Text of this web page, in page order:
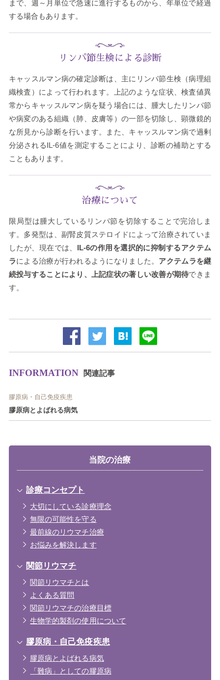
まで、週～月単位で急速に進行するものから、年単位で経過
する場合もあります。
リンパ節生検による診断
キャッスルマン病の確定診断は、主にリンパ節生検（病理組
織検査）によって行われます。上記のような症状、検査値異
常からキャッスルマン病を疑う場合には、腫大したリンパ節
や病変のある組織（肺、皮膚等）の一部を切除し、顕微鏡的
な所見から診断を行います。また、キャッスルマン病で過剰
分泌されるIL-6値を測定することにより、診断の補助とする
こともあります。
治療について
限局型は腫大しているリンパ節を切除することで完治しま
す。多発型は、副腎皮質ステロイドによって治療されていま
したが、現在では、 IL-6の作用を選択的に抑制するアクテム
ラによる治療が行われるようになりました。 アクテムラを継
続投与することにより、上記症状の著しい改善が期待できま
す。
INFORMATION 関連記事
膠原病・自己免疫疾患
膠原病とよばれる病気
当院の治療
診療コンセプト
大切にしている診療理念
無限の可能性を守る
最前線のリウマチ治療
お悩みを解決します
関節リウマチ
関節リウマチとは
よくある質問
関節リウマチの治療目標
生物学的製剤の使用について
膠原病・自己免疫疾患
膠原病とよばれる病気
「難病」としての膠原病